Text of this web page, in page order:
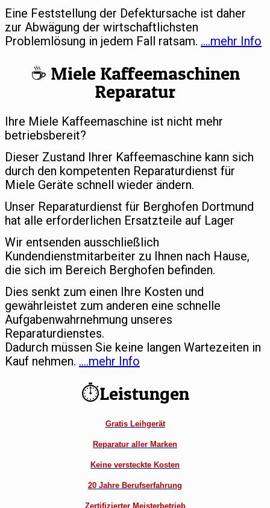
Eine Feststellung der Defektursache ist daher
zur Abwägung der wirtschaftlichsten
Problemlösung in jedem Fall ratsam. ….mehr Info
☕️ Miele Kaffeemaschinen
Reparatur
Ihre Miele Kaffeemaschine ist nicht mehr
betriebsbereit?
Dieser Zustand Ihrer Kaffeemaschine kann sich
durch den kompetenten Reparaturdienst für
Miele Geräte schnell wieder ändern.
Unser Reparaturdienst für Berghofen Dortmund
hat alle erforderlichen Ersatzteile auf Lager
Wir entsenden ausschließlich
Kundendienstmitarbeiter zu Ihnen nach Hause,
die sich im Bereich Berghofen befinden.
Dies senkt zum einen Ihre Kosten und
gewährleistet zum anderen eine schnelle
Aufgabenwahrnehmung unseres
Reparaturdienstes.
Dadurch müssen Sie keine langen Wartezeiten in
Kauf nehmen. ….mehr Info
⏱Leistungen
Gratis Leihgerät
Reparatur aller Marken
Keine versteckte Kosten
20 Jahre Berufserfahrung
Zertifizierter Meisterbetrieb